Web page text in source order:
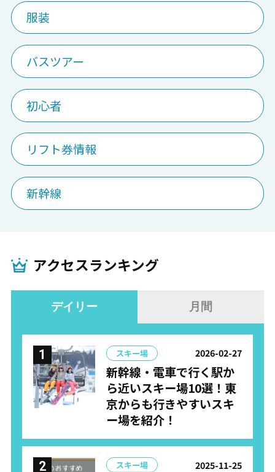
服装
バスツアー
初心者
リフト券情報
新幹線
アクセスランキング
デイリー 月間
スキー場 2026-02-27
新幹線・電車で行く駅か
ら近いスキー場10選！東
京からも行きやすいスキ
ー場を紹介！
スキー場 2025-11-25